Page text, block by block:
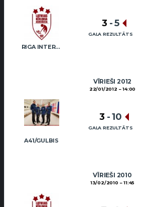
RIGA INTERNATIONAL CURLING CLUB / GRAY
3 -5
GALA REZULTĀTS
VĪRIEŠI 2012
22/01/2012 14:00
A41/GULBIS
3 - 10
GALA REZULTĀTS
VĪRIEŠI 2010
13/02/2010 11:45